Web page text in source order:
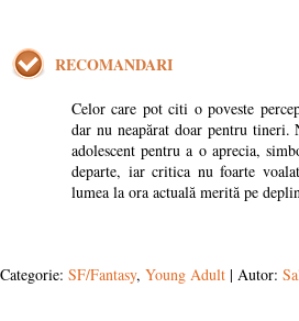
RECOMANDARI
Celor care pot citi o poveste
dar nu neapărat doar pentru tineri.
adolescent pentru a o aprecia,
departe, iar critica nu foarte
lumea la ora actuală merită pe
Categorie: SF/Fantasy, Young Adult | Autor: